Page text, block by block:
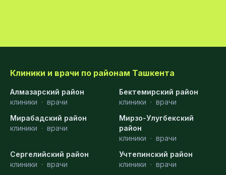
Клиники и врачи по районам Ташкента
Алмазарский район
клиники · врачи
Бектемирский район
клиники · врачи
Мирабадский район
клиники · врачи
Мирзо-Улугбекский
район
клиники · врачи
Сергелийский район
клиники · врачи
Учтепинский район
клиники · врачи